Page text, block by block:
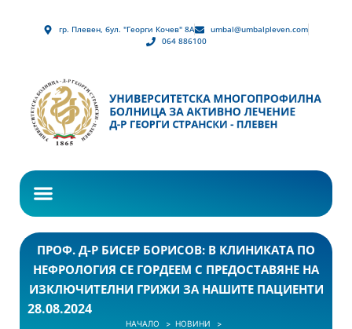
гр. Плевен, бул. "Георги Кочев" 8А
umbal@umbalpleven.com
064 886100
ПРОФ. Д-Р БИСЕР БОРИСОВ: В КЛИНИКАТА ПО
НЕФРОЛОГИЯ СЕ ГОРДЕЕМ С ПРЕДОСТАВЯНЕ НА
ИЗКЛЮЧИТЕЛНИ ГРИЖИ ЗА НАШИТЕ ПАЦИЕНТИ
28.08.2024
НАЧАЛО
НОВИНИ